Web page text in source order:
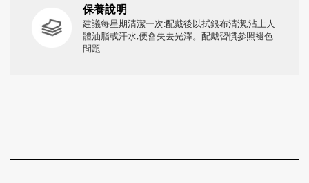
保養說明
建議每星期清潔一次:配戴後以拭銀布清潔,沾上人
體油脂或汗水,便會失去光澤。配戴習慣參照褪色
問題